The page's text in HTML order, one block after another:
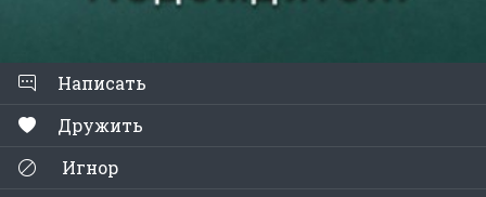
Написать
Дружить
Игнор